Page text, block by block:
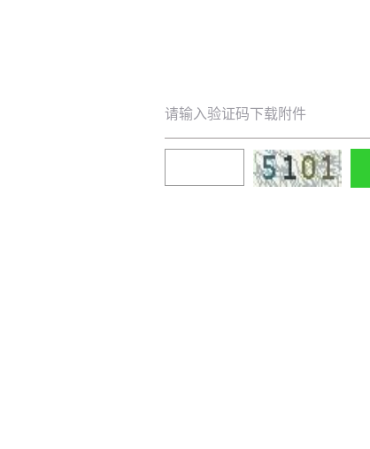
请输入验证码下载附件